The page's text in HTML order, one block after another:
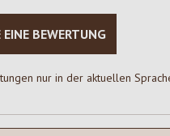
EINE BEWERTUNG
nur in der aktuellen